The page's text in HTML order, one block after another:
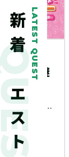
LATEST QUEST
新着クエスト
し
謎
ゆめタウン、ゆめマート、ゆめテラス、 ゆめシティ、ゆめモール店内（一部店舗除く）